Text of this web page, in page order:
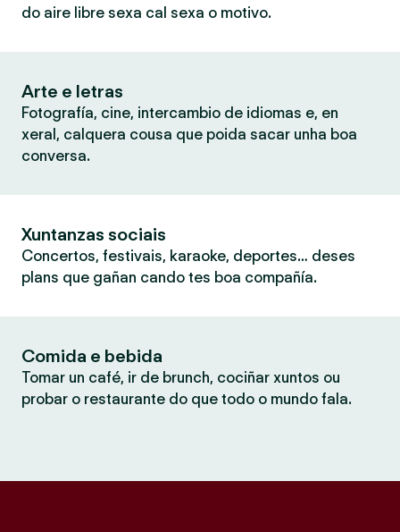
do aire libre sexa cal sexa o motivo.
Arte e letras
Fotografía, cine, intercambio de idiomas e, en
xeral, calquera cousa que poida sacar unha boa
conversa.
Xuntanzas sociais
Concertos, festivais, karaoke, deportes… deses
plans que gañan cando tes boa compañía.
Comida e bebida
Tomar un café, ir de brunch, cociñar xuntos ou
probar o restaurante do que todo o mundo fala.